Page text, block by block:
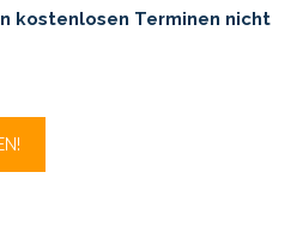
kostenlosen Terminen nicht